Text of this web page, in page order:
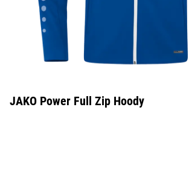
JAKO Power Full Zip Hoody